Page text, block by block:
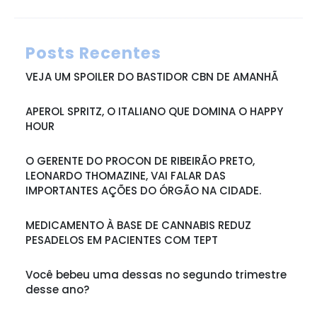
Posts Recentes
VEJA UM SPOILER DO BASTIDOR CBN DE AMANHÃ
APEROL SPRITZ, O ITALIANO QUE DOMINA O HAPPY
HOUR
O GERENTE DO PROCON DE RIBEIRÃO PRETO,
LEONARDO THOMAZINE, VAI FALAR DAS
IMPORTANTES AÇÕES DO ÓRGÃO NA CIDADE.
MEDICAMENTO À BASE DE CANNABIS REDUZ
PESADELOS EM PACIENTES COM TEPT
Você bebeu uma dessas no segundo trimestre
desse ano?